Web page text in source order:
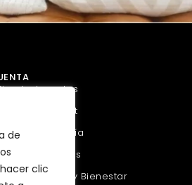
de
clic
Juguetes
Tienda Gourmet
Droguería
Mascotas
Tienda Belleza y Bienestar